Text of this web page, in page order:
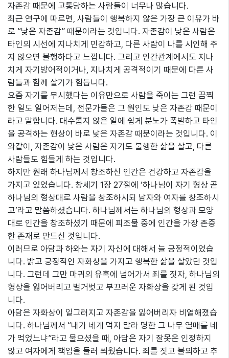
자존감 때문에 고통당하는 사람들이 너무나 많습니다.
최근 연구에 따르면, 사람들이 행복하지 않은 가장 큰 이유가 바
로 “낮은 자존감” 때문이라는 것입니다. 자존감이 낮은 사람은
타인의 시선에 지나치게 민감하고, 다른 사람이 나를 시인해 주
지 않으면 불행하다고 느낍니다. 그리고 인간관계에서도 지나
치게 자기방어적이거나, 지나치게 공격적이기 때문에 다른 사
람들과 함께 살기가 힘듭니다.
요즘 자기를 무시했다는 이유만으로 사람을 죽이는 그런 끔찍
한 일도 일어저는데, 전문가들은 그 원인도 낮은 자존감 때문이
라고 말합니다. 대수롭지 않은 일에 쉽게 분노가 폭발하고 타인
을 공격하는 현상이 바로 낮은 자존감 때문이라는 것입니다. 이
와같이, 자존감이 낮은 사람은 자기도 불행한 삶을 살고, 다른
사람들도 힘들게 하는 것입니다.
하지만 원래 하나님께서 창조하신 인간은 건강하고 자존감을
가지고 있었습니다. 창세기 1장 27절에 ‘하나님이 자기 형상 곧
하나님의 형상대로 사람을 창조하시되 남자와 여자를 창조하시
고’라고 말씀하셨습니다. 하나님께서는 하나님의 형상과 모양
대로 인간을 창조하셨기 때문에 피조물 중에 인간을 가장 존중
한 존재로 만드신 것입니다.
이러므로 아담과 하와는 자기 자신에 대해서 늘 긍정적이었습
니다. 밝고 긍정적인 자화상을 가지고 행복한 삶을 살았던 것입
니다. 그런데 그만 마귀의 유혹에 넘어가서 죄를 짓자, 하나님의
형상을 잃어버리고 벌거벗고 부끄러운 자화상을 갖게 된 것입
니다.
아담은 자화상이 일그러지고 자존감을 잃어버리자 비열해졌습
니다. 하나님께서 “내가 네게 먹지 말라 명한 그 나무 열매를 네
가 먹었느냐”라고 물으셨을 때, 아담은 자기 잘못은 인정하지
않고 여자에게 책임을 둘러 씌웠습니다. 죄를 짓고 불의하고 추